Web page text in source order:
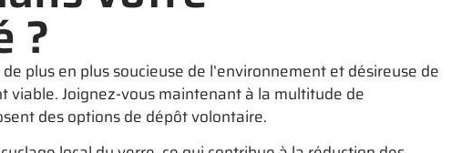
?
plus en plus soucieuse de l’environnement et désireuse de
viable. Joignez-vous maintenant à la multitude de
des options de dépôt volontaire.